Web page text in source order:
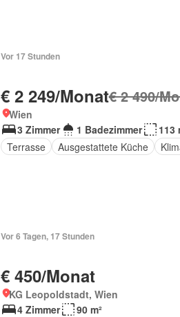
Vor 17 Stunden
€ 2 249/Monat€ 2 490/
Wien
3 Zimmer
1 Badezimmer
113
Terrasse
Ausgestattete Küche
Vor 6 Tagen, 17 Stunden
€ 450/Monat
KG Leopoldstadt, Wien
4 Zimmer
90 m²